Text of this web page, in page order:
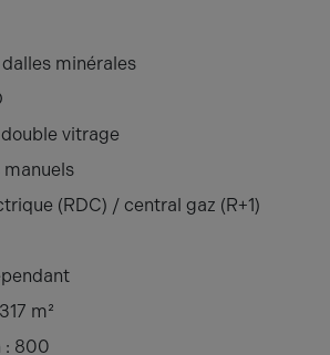
minérales
vitrage
(RDC) / central gaz (R+1)
m²
: 800